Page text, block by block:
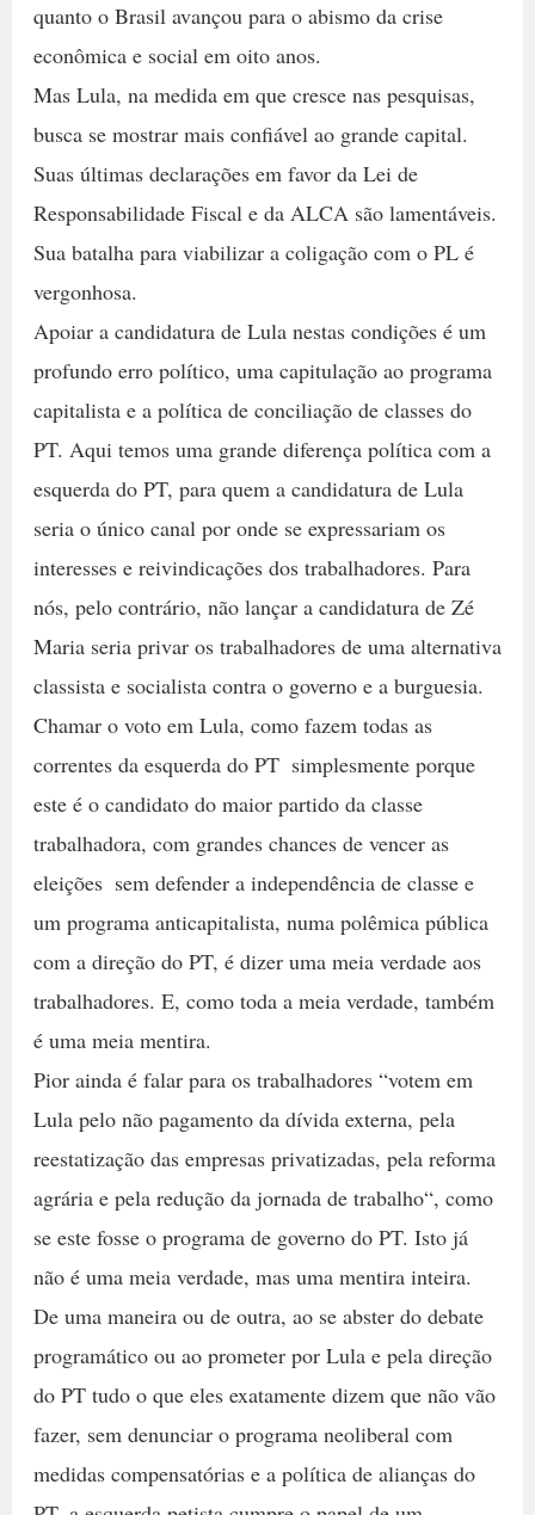
quanto o Brasil avançou para o abismo da crise
econômica e social em oito anos.
Mas Lula, na medida em que cresce nas pesquisas,
busca se mostrar mais confiável ao grande capital.
Suas últimas declarações em favor da Lei de
Responsabilidade Fiscal e da ALCA são lamentáveis.
Sua batalha para viabilizar a coligação com o PL é
vergonhosa.
Apoiar a candidatura de Lula nestas condições é um
profundo erro político, uma capitulação ao programa
capitalista e a política de conciliação de classes do
PT. Aqui temos uma grande diferença política com a
esquerda do PT, para quem a candidatura de Lula
seria o único canal por onde se expressariam os
interesses e reivindicações dos trabalhadores. Para
nós, pelo contrário, não lançar a candidatura de Zé
Maria seria privar os trabalhadores de uma alternativa
classista e socialista contra o governo e a burguesia.
Chamar o voto em Lula, como fazem todas as
correntes da esquerda do PT  simplesmente porque
este é o candidato do maior partido da classe
trabalhadora, com grandes chances de vencer as
eleições  sem defender a independência de classe e
um programa anticapitalista, numa polêmica pública
com a direção do PT, é dizer uma meia verdade aos
trabalhadores. E, como toda a meia verdade, também
é uma meia mentira.
Pior ainda é falar para os trabalhadores “votem em
Lula pelo não pagamento da dívida externa, pela
reestatização das empresas privatizadas, pela reforma
agrária e pela redução da jornada de trabalho“, como
se este fosse o programa de governo do PT. Isto já
não é uma meia verdade, mas uma mentira inteira.
De uma maneira ou de outra, ao se abster do debate
programático ou ao prometer por Lula e pela direção
do PT tudo o que eles exatamente dizem que não vão
fazer, sem denunciar o programa neoliberal com
medidas compensatórias e a política de alianças do